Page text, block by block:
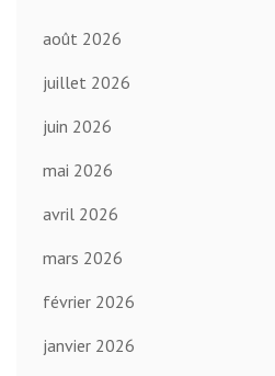
août 2026
juillet 2026
juin 2026
mai 2026
avril 2026
mars 2026
février 2026
janvier 2026